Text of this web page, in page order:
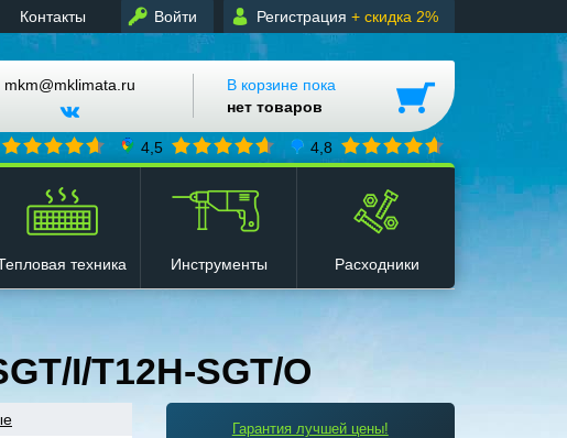
Войти Регистрация + скидка 2%
Контакты
mkm@mklimata.ru
В корзине пока
нет товаров
4,5 4,8
техника Инструменты Расходники
I/T12H-SGT/O
Гарантия лучшей цены!